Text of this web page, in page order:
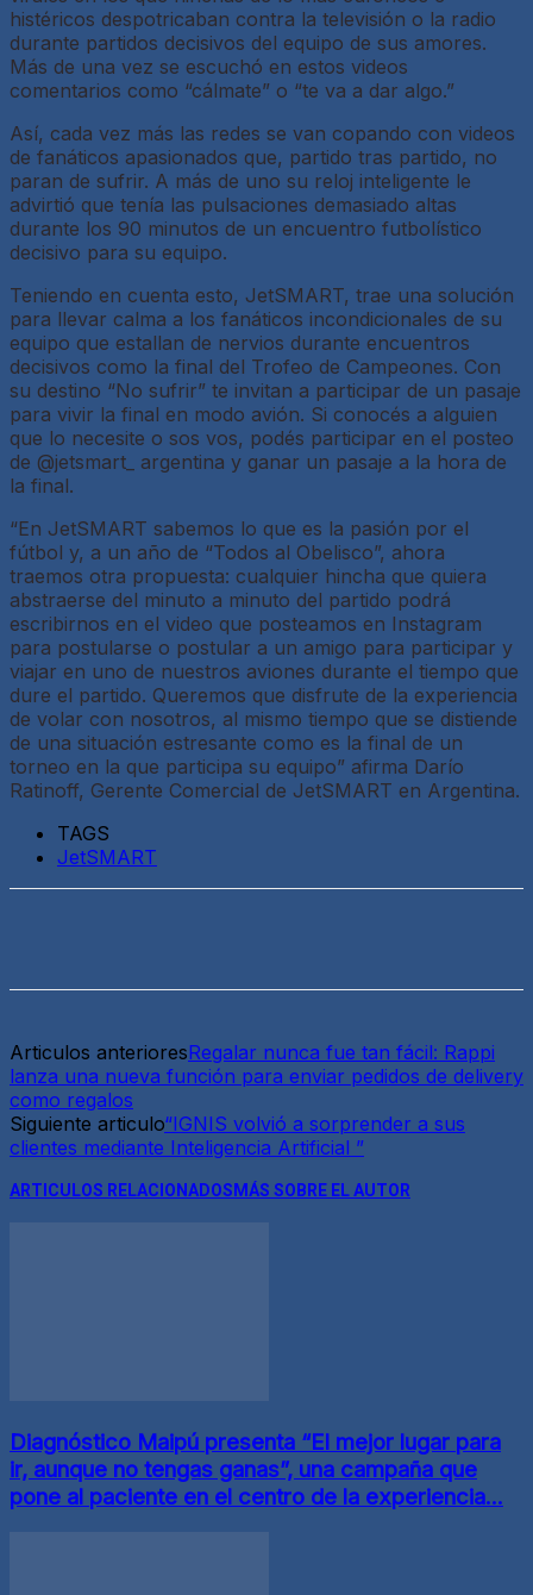
histéricos despotricaban contra la televisión o la radio
durante partidos decisivos del equipo de sus amores.
Más de una vez se escuchó en estos videos
comentarios como “cálmate” o “te va a dar algo.”
Así, cada vez más las redes se van copando con videos
de fanáticos apasionados que, partido tras partido, no
paran de sufrir. A más de uno su reloj inteligente le
advirtió que tenía las pulsaciones demasiado altas
durante los 90 minutos de un encuentro futbolístico
decisivo para su equipo.
Teniendo en cuenta esto, JetSMART, trae una solución
para llevar calma a los fanáticos incondicionales de su
equipo que estallan de nervios durante encuentros
decisivos como la final del Trofeo de Campeones. Con
su destino “No sufrir” te invitan a participar de un pasaje
para vivir la final en modo avión. Si conocés a alguien
que lo necesite o sos vos, podés participar en el posteo
de @jetsmart_ argentina y ganar un pasaje a la hora de
la final.
“En JetSMART sabemos lo que es la pasión por el
fútbol y, a un año de “Todos al Obelisco”, ahora
traemos otra propuesta: cualquier hincha que quiera
abstraerse del minuto a minuto del partido podrá
escribirnos en el video que posteamos en Instagram
para postularse o postular a un amigo para participar y
viajar en uno de nuestros aviones durante el tiempo que
dure el partido. Queremos que disfrute de la experiencia
de volar con nosotros, al mismo tiempo que se distiende
de una situación estresante como es la final de un
torneo en la que participa su equipo” afirma Darío
Ratinoff, Gerente Comercial de JetSMART en Argentina.
TAGS
JetSMART
Articulos anterioresRegalar nunca fue tan fácil: Rappi
lanza una nueva función para enviar pedidos de delivery
como regalos
Siguiente articulo“IGNIS volvió a sorprender a sus
clientes mediante Inteligencia Artificial ”
ARTICULOS RELACIONADOS MÁS SOBRE EL AUTOR
Diagnóstico Maipú presenta “El mejor lugar para
ir, aunque no tengas ganas”, una campaña que
pone al paciente en el centro de la experiencia...